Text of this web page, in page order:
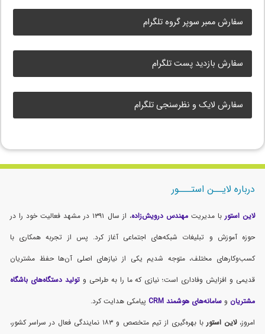
سفارش ممبر سوپر گروه تلگرام
سفارش بازدید پست تلگرام
سفارش لایک و نظرسنجی تلگرام